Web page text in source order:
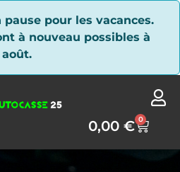
pour les vacances.
à nouveau possibles à
0,00€ 0
cookies